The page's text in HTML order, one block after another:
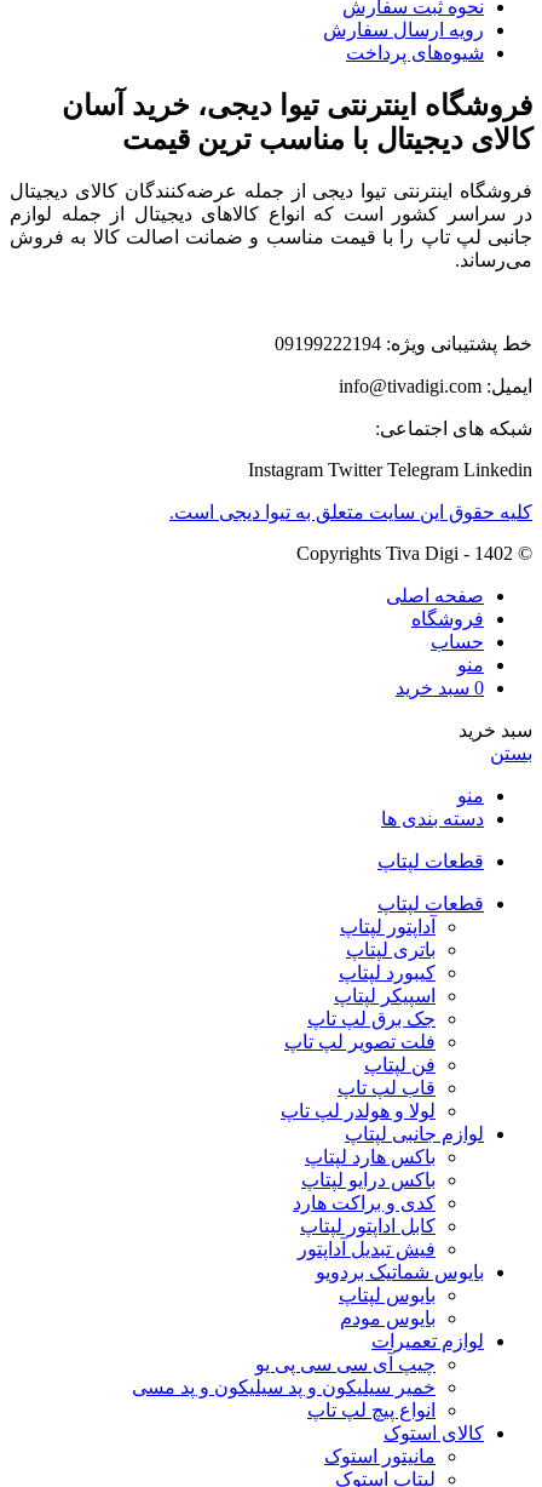
نحوه ثبت سفارش
رویه ارسال سفارش
شیوه‌های پرداخت
فروشگاه اینترنتی تیوا دیجی، خرید آسان
کالای دیجیتال با مناسب ترین قیمت
فروشگاه اینترنتی تیوا دیجی از جمله عرضه‌کنندگان کالای دیجیتال
در سراسر کشور است که انواع کالاهای دیجیتال از جمله لوازم
جانبی لپ تاپ را با قیمت مناسب و ضمانت اصالت کالا به فروش
می‌رساند.
خط پشتیبانی ویژه: 09199222194
ایمیل: info@tivadigi.com
شبکه های اجتماعی:
Instagram Twitter Telegram Linkedin
کلیه حقوق این سایت متعلق به تیوا دیجی است.
© Copyrights Tiva Digi - 1402
صفحه اصلی
فروشگاه
حساب
منو
0 سبد خرید
سبد خرید
بستن
منو
دسته بندی ها
قطعات لپتاپ
قطعات لپتاپ
آداپتور لپتاپ
باتری لپتاپ
کیبورد لپتاپ
اسپیکر لپتاپ
جک برق لپ تاپ
فلت تصویر لپ تاپ
فن لپتاپ
قاب لپ تاپ
لولا و هولدر لپ تاپ
لوازم جانبی لپتاپ
باکس هارد لپتاپ
باکس درایو لپتاپ
کدی و براکت هارد
کابل اداپتور لپتاپ
فیش تبدیل آداپتور
بایوس شماتیک بردویو
بایوس لپتاپ
بایوس مودم
لوازم تعمیرات
چیپ آی سی سی پی یو
خمیر سیلیکون و پد سیلیکون و پد مسی
انواع پیچ لپ تاپ
کالای استوک
مانیتور استوک
لپتاپ استوک